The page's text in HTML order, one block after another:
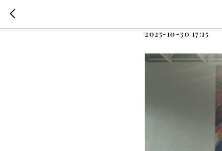
2025-10-30 17:15